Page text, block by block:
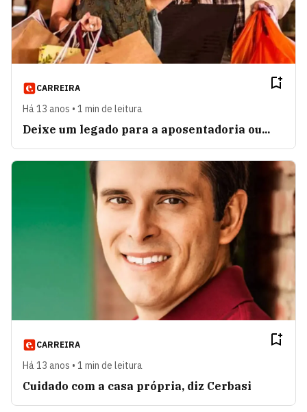
CARREIRA
Há 13 anos • 1 min de leitura
Deixe um legado para a aposentadoria ou...
CARREIRA
Há 13 anos • 1 min de leitura
Cuidado com a casa própria, diz Cerbasi